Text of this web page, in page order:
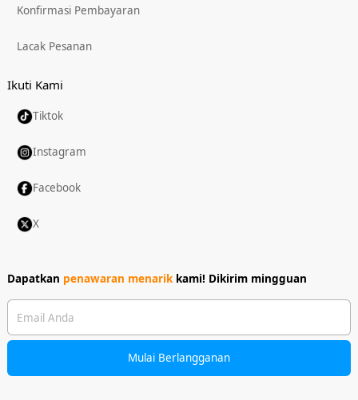
Konfirmasi Pembayaran
Lacak Pesanan
Ikuti Kami
Tiktok
Instagram
Facebook
X
Dapatkan penawaran menarik kami! Dikirim mingguan
Email Anda
Mulai Berlangganan